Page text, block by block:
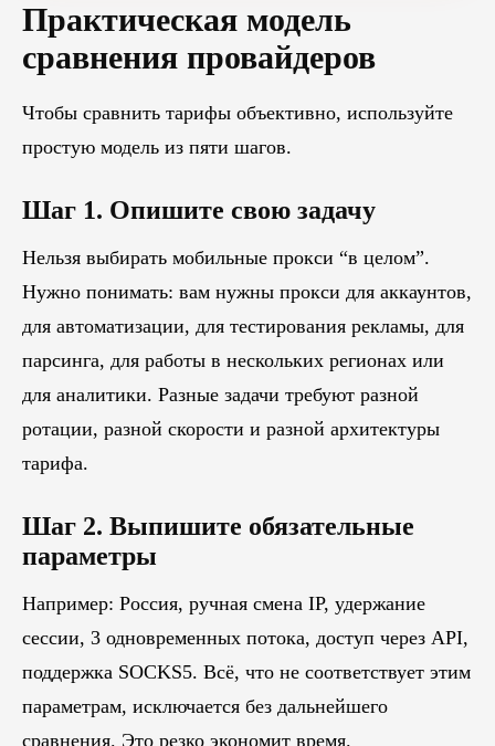
Практическая модель
сравнения провайдеров
Чтобы сравнить тарифы объективно, используйте
простую модель из пяти шагов.
Шаг 1. Опишите свою задачу
Нельзя выбирать мобильные прокси “в целом”.
Нужно понимать: вам нужны прокси для аккаунтов,
для автоматизации, для тестирования рекламы, для
парсинга, для работы в нескольких регионах или
для аналитики. Разные задачи требуют разной
ротации, разной скорости и разной архитектуры
тарифа.
Шаг 2. Выпишите обязательные
параметры
Например: Россия, ручная смена IP, удержание
сессии, 3 одновременных потока, доступ через API,
поддержка SOCKS5. Всё, что не соответствует этим
параметрам, исключается без дальнейшего
сравнения. Это резко экономит время.